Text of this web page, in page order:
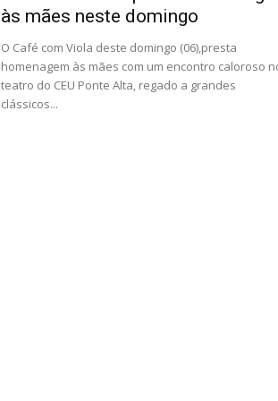
às mães neste domingo
O Café com Viola deste domingo (06),presta
homenagem às mães com um encontro caloroso
teatro do CEU Ponte Alta, regado a grandes
clássicos...